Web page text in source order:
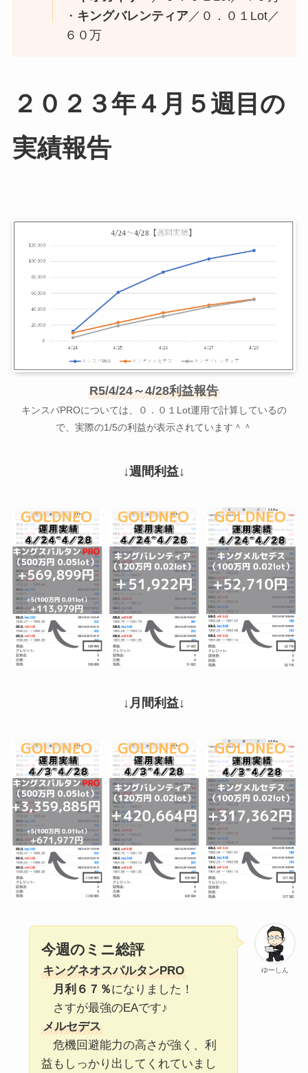
・ キングバレンティア／０．０１Lot／
６０万
２０２３年４月５週目の
実績報告
R5/4/24～4/28利益報告
キンスパPROについては、０．０１Lot運用で計算しているの
で、実際の1/5の利益が表示されています＾＾
↓週間利益↓
↓月間利益↓
ゆーしん
今週のミニ総評
キングネオスパルタンPRO
月利６７％になりました！
さすが最強のEAです♪
メルセデス
危機回避能力の高さが強く、利
益もしっかり出してくれていまし